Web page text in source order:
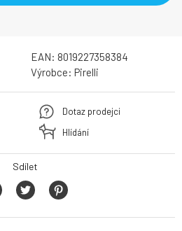
EAN: 8019227358384
Výrobce: Pirelli
Dotaz prodejci
Hlídání
Sdílet